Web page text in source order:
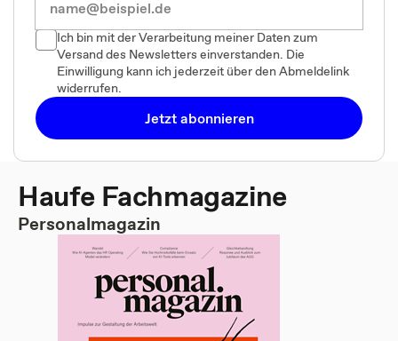
Ich bin mit der Verarbeitung meiner Daten zum
Versand des Newsletters einverstanden. Die
Einwilligung kann ich jederzeit über den Abmeldelink
widerrufen.
Jetzt abonnieren
Haufe Fachmagazine
Personalmagazin